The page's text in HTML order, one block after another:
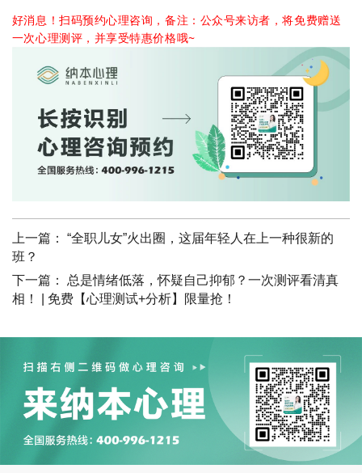
好消息！扫码预约心理咨询，备注：公众号来访者，将免费赠送
一次心理测评，并享受特惠价格哦~
上一篇： “全职儿女”火出圈，这届年轻人在上一种很新的
班？
下一篇： 总是情绪低落，怀疑自己抑郁？一次测评看清真
相！ | 免费【心理测试+分析】限量抢！